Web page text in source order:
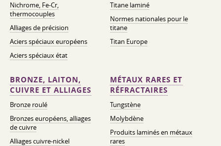
Nichrome, Fe-Cr,
thermocouples
Alliages de précision
Aciers spéciaux européens
Aciers spéciaux état
Titane laminé
Normes nationales pour le
titane
Titan Europe
BRONZE, LAITON,
CUIVRE ET ALLIAGES
Bronze roulé
Bronzes européens, alliages
de cuivre
Alliages cuivre-nickel
MÉTAUX RARES ET
RÉFRACTAIRES
Tungstène
Molybdène
Produits laminés en métaux
rares